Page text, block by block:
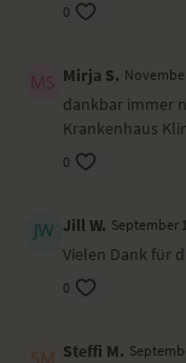
0
Mirja S.
dankbar immer
Krankenhaus
0
Jill W. September
Vielen Dank für
0
Steffi M.